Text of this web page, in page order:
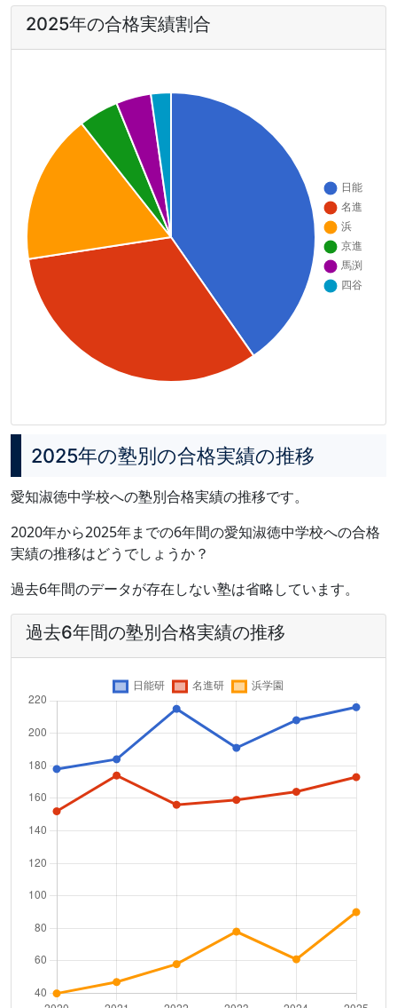
2025年の合格実績割合
2025年の塾別の合格実績の推移
愛知淑徳中学校への塾別合格実績の推移です。
2020年から2025年までの6年間の愛知淑徳中学校への合格
実績の推移はどうでしょうか？
過去6年間のデータが存在しない塾は省略しています。
過去6年間の塾別合格実績の推移